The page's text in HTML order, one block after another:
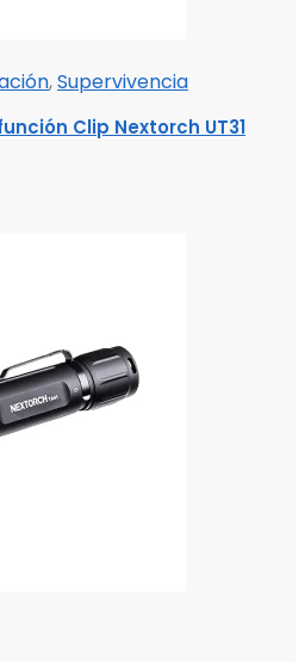
,Supervivencia
Clip Nextorch UT31